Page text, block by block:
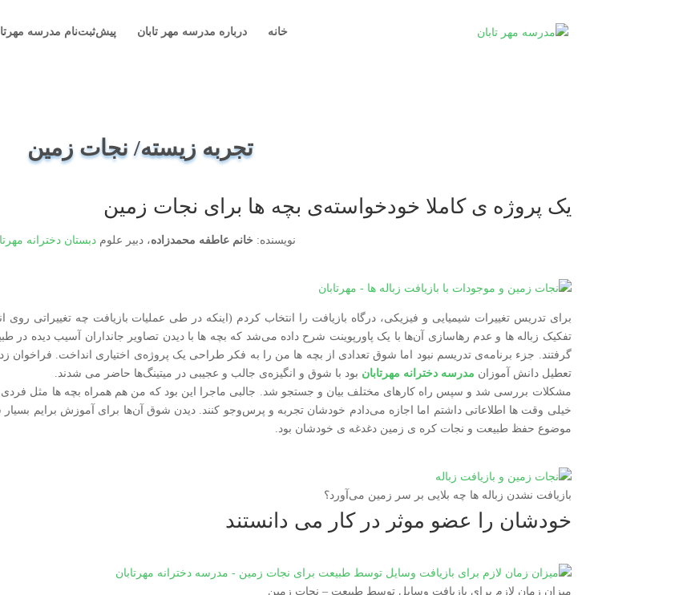
خانه درباره مدرسه مهر تابان پیش‌ثبت‌نام مدرسه مهرتابان
تجربه زیسته/ نجات زمین
یک پروژه ی کاملا خودخواسته‌ی بچه ها برای نجات زمین
نویسنده: خانم عاطفه محمدزاده، دبیر علوم دبستان دخترانه
برای تدریس تغییرات شیمیایی و فیزیکی، درگاه بازیافت را انتخاب کردم (اینکه در طی عملیات بازیافت چه تغییراتی
تفکیک زباله ها و عدم رهاسازی آن‌ها با یک پاورپوینت شرح داده می‌شد که بچه ها با دیدن تصاویر جانداران آسیب دیده در
گرفتند. جزء برنامه‌ی تدریسم نبود اما شوق تعدادی از بچه ها من را به فکر طراحی یک پروژه‌ی اختیاری انداخت. فراخوان
تعطیل دانش آموزان مدرسه دخترانه مهرتابان بود با شوق و انگیزه‌ی جالب و عجیبی در میتینگ‌ها حاضر می شدند.
مشکلات بررسی شد و سپس راه کارهای مختلف بیان و جستجو شد. جالبی ماجرا این بود که من هم همراه بچه ها مثل
خیلی وقت ها اطلاعاتی داشتم اما اجازه می‌دادم خودشان تجربه و پرس‌وجو کنند. دیدن شوق آن‌ها برای آموزش برایم بسیار
موضوع حفظ طبیعت و نجات کره ی زمین دغدغه ی خودشان بود.
بازیافت نشدن زباله ها چه بلایی بر سر زمین می‌آورد؟
خودشان را عضو موثر در کار می دانستند
میزان زمان لازم برای بازیافت وسایل توسط طبیعت – نجات زمین